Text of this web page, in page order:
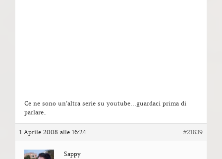
Ce ne sono un’altra serie su youtube…guardaci prima di
parlare..
1 Aprile 2008 alle 16:24 #21839
Sappy